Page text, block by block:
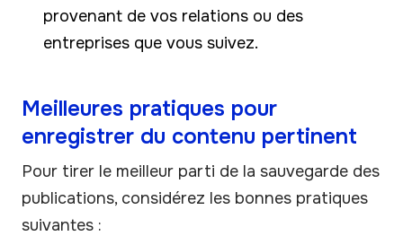
provenant de vos relations ou des
entreprises que vous suivez.
Meilleures pratiques pour
enregistrer du contenu pertinent
Pour tirer le meilleur parti de la sauvegarde des
publications, considérez les bonnes pratiques
suivantes :